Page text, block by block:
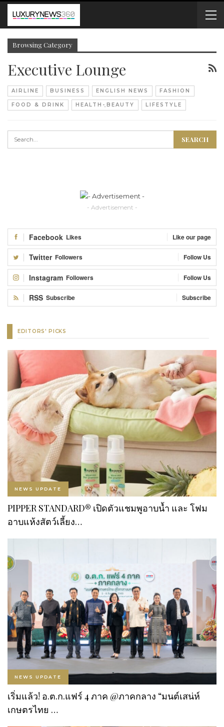
Browsing Category
Executive Lounge
AIRLINE BUSINESS ENGLISH NEWS FASHION
FOOD & DRINK HEALTH-ฺBEAUTY LIFESTYLE
- Advertisement -
Facebook Likes Like our page
Twitter Followers Follow Us
Instagram Followers Follow Us
RSS Subscribe Subscribe
EDITORS' PICKS
NEWS UPDATE
PIPPER STANDARD® เปิดตัวแชมพูอาบน้ำ และ โฟม
อาบแห้งสัตว์เลี้ยง…
NEWS UPDATE
เริ่มแล้ว! อ.ต.ก.แฟร์ 4 ภาค @ภาคกลาง “มนต์เสน่ห์
เกษตรไทย …